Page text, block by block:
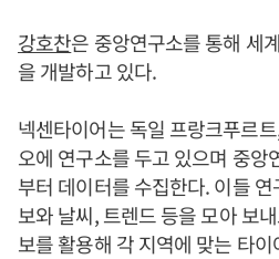
강호찬은 중앙연구소를 통해 세
을 개발하고 있다.
넥센타이어는 독일 프랑크푸르
오에 연구소를 두고 있으며 중앙
부터 데이터를 수집한다. 이들
보와 날씨, 트렌드 등을 모아 보
보를 활용해 각 지역에 맞는 타